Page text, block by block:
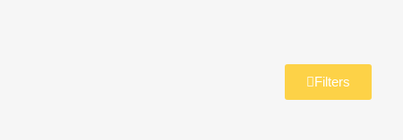
Filters